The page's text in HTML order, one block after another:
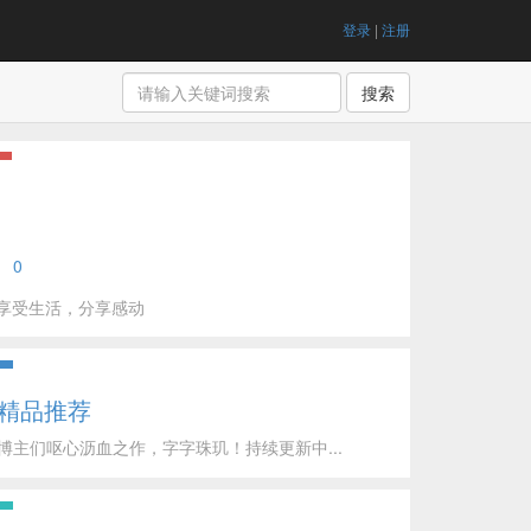
登录 | 注册
搜索
0
受生活，分享感动
品推荐
主们呕心沥血之作，字字珠玑！持续更新中...